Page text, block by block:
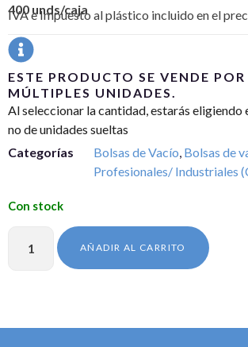
400 unds/caja
IVA e Impuesto al plástico incluido en el
ESTE PRODUCTO SE VENDE
MÚLTIPLES UNIDADES.
Al seleccionar la cantidad, estarás eligiendo
no de unidades sueltas
Categorías
Bolsas de Vacío, Bolsas de
Profesionales/ Industriales
AÑADIR AL CARRITO